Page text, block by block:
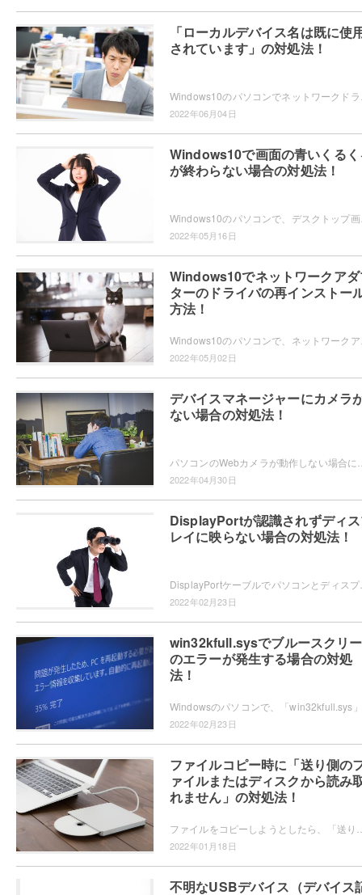
「ローカルデバイス名は既に使
されています」の対処法！
2022年06月04日
Windows10で画面の青いくる
が終わらない場合の対処法！
Windows10のパソコンで、デスク
2022年05月16日
Windows10でネットワークア
ターのドライバの再インストー
方法！
2022年05月02日
デバイスマネージャーにカメラ
ない場合の対処法！
2022年04月30日
DisplayPortが認識されずディ
レイに映らない場合の対処法！
2022年02月23日
win32kfull.sysでブルースクリ
のエラーが発生する場合の対処
法！
2022年02月23日
ファイルコピー時に「送り側の
ァイルまたはディスクから読み
れません」の対処法！
2022年01月18日
不明なUSBデバイス（デバイス